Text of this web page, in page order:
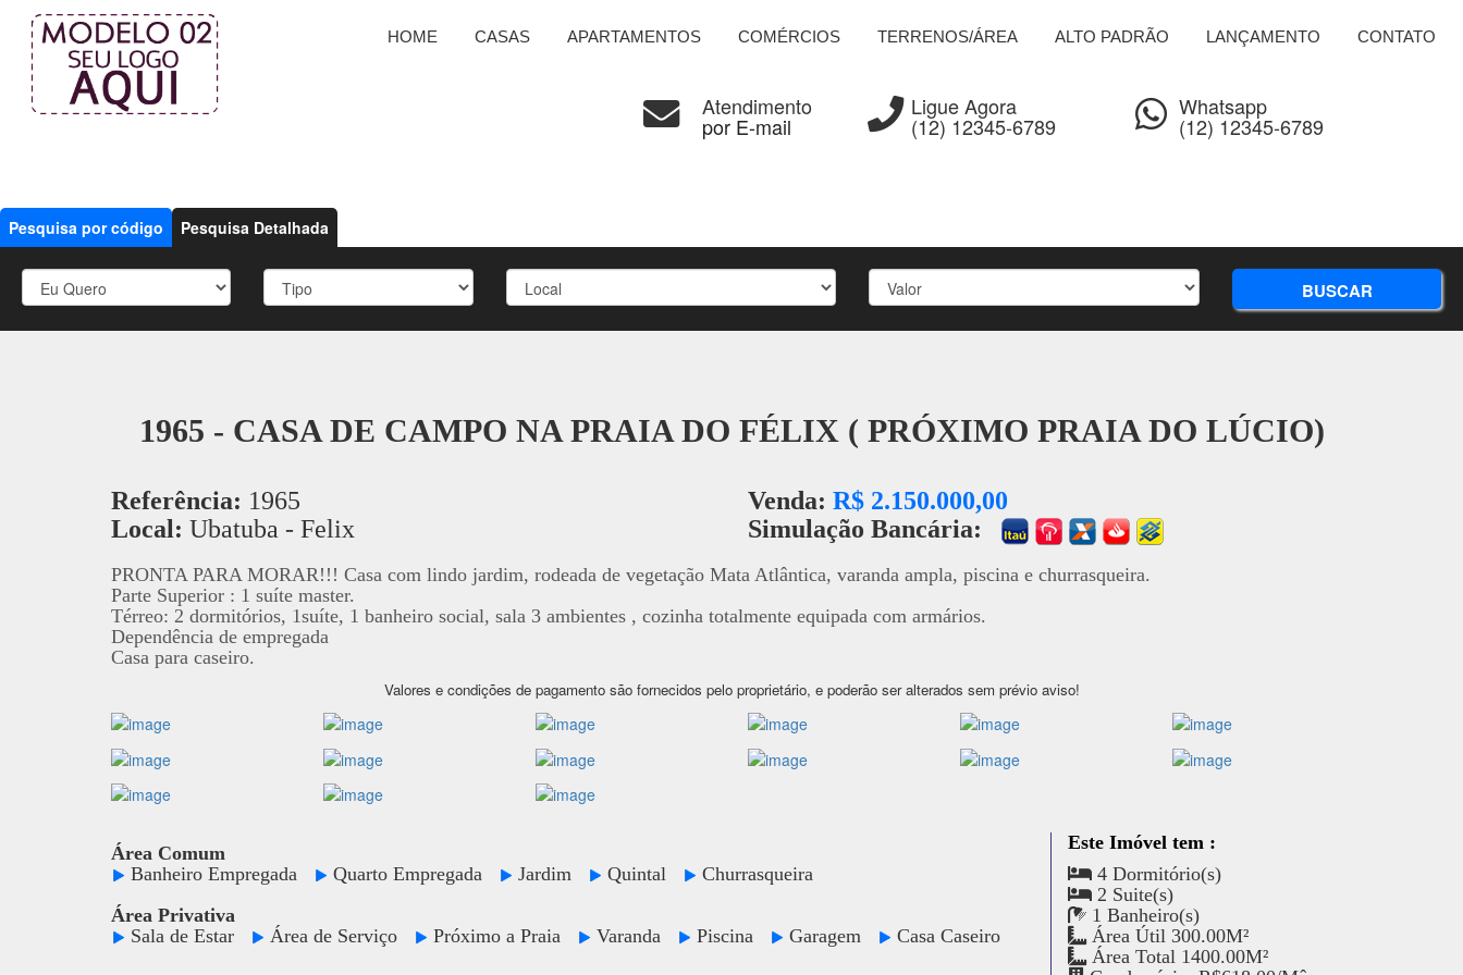
HOME CASAS APARTAMENTOS COMÉRCIOS TERRENOS/ÁREA ALTO PADRÃO LANÇAMENTO CONTATO
Atendimento
por E-mail
Ligue Agora
(12) 12345-6789
Whatsapp
(12) 12345-6789
Pesquisa por código Pesquisa Detalhada
BUSCAR
1965 - CASA DE CAMPO NA PRAIA DO FÉLIX ( PRÓXIMO PRAIA DO LÚCIO)
Referência: 1965
Local: Ubatuba - Felix
Venda: R$ 2.150.000,00
Simulação Bancária:
PRONTA PARA MORAR!!! Casa com lindo jardim, rodeada de vegetação Mata Atlântica, varanda ampla, piscina e churrasqueira.
Parte Superior : 1 suíte master.
Térreo: 2 dormitórios, 1suíte, 1 banheiro social, sala 3 ambientes , cozinha totalmente equipada com armários.
Dependência de empregada
Casa para caseiro.
Valores e condições de pagamento são fornecidos pelo proprietário, e poderão ser alterados sem prévio aviso!
Área Comum
Banheiro Empregada
Quarto Empregada Jardim Quintal
Churrasqueira
Área Privativa
Sala de Estar
Área de Serviço Próximo a Praia Varanda Piscina Garagem Casa Caseiro
Este Imóvel tem :
4 Dormitório(s)
2 Suite(s)
1 Banheiro(s)
Área Útil 300.00M²
Área Total 1400.00M²